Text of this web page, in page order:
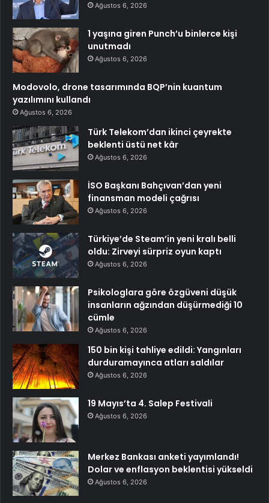
Ağustos 6, 2026
1 yaşına giren Punch’u binlerce kişi
unutmadı
Ağustos 6, 2026
Modovolo, drone tasarımında BQP’nin kuantum
yazılımını kullandı
Ağustos 6, 2026
Türk Telekom’dan ikinci çeyrekte
beklenti üstü net kâr
Ağustos 6, 2026
İSO Başkanı Bahçıvan’dan yeni
finansman modeli çağrısı
Ağustos 6, 2026
Türkiye’de Steam’in yeni kralı belli
oldu: Zirveyi sürpriz oyun kaptı
Ağustos 6, 2026
Psikologlara göre özgüveni düşük
insanların ağzından düşürmediği 10
cümle
Ağustos 6, 2026
150 bin kişi tahliye edildi: Yangınları
durduramayınca atları saldılar
Ağustos 6, 2026
19 Mayıs’ta 4. Salep Festivali
Ağustos 6, 2026
Merkez Bankası anketi yayımlandı!
Dolar ve enflasyon beklentisi yükseldi
Ağustos 6, 2026